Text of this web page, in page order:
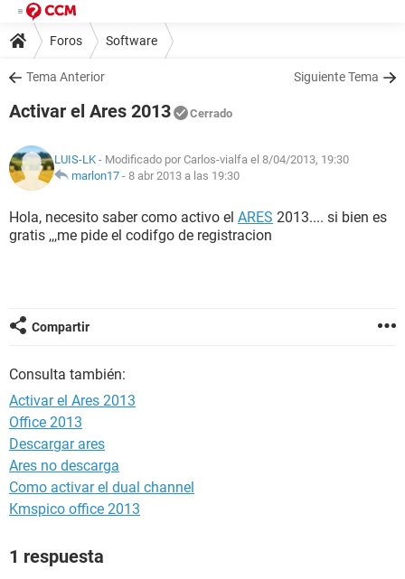
Foros Software
Tema Anterior Siguiente Tema
Activar el Ares 2013 Cerrado
LUIS-LK - Modificado por Carlos-vialfa el 8/04/2013, 19:30
marlon17 - 8 abr 2013 a las 19:30
Hola, necesito saber como activo el ARES 2013.... si bien es
gratis ,,,me pide el codifgo de registracion
Compartir
Consulta también:
Activar el Ares 2013
Office 2013
Descargar ares
Ares no descarga
Como activar el dual channel
Kmspico office 2013
1 respuesta